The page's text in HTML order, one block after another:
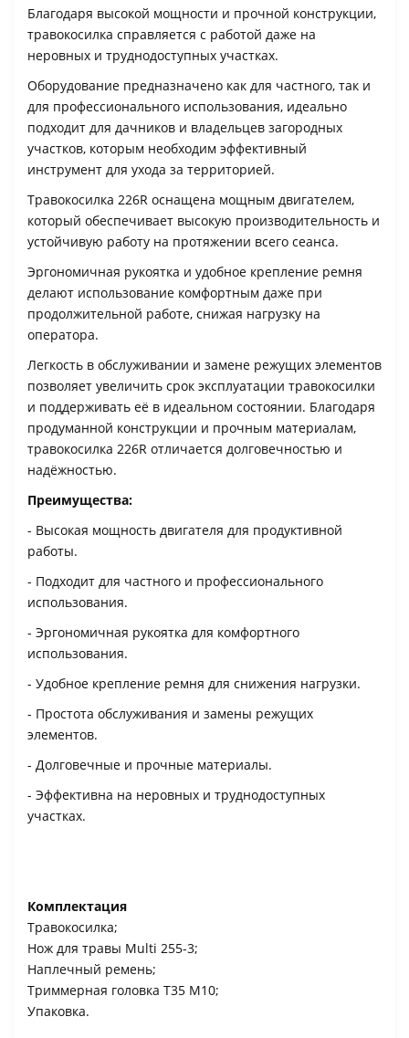
Благодаря высокой мощности и прочной конструкции,
травокосилка справляется с работой даже на
неровных и труднодоступных участках.
Оборудование предназначено как для частного, так и
для профессионального использования, идеально
подходит для дачников и владельцев загородных
участков, которым необходим эффективный
инструмент для ухода за территорией.
Травокосилка 226R оснащена мощным двигателем,
который обеспечивает высокую производительность и
устойчивую работу на протяжении всего сеанса.
Эргономичная рукоятка и удобное крепление ремня
делают использование комфортным даже при
продолжительной работе, снижая нагрузку на
оператора.
Легкость в обслуживании и замене режущих элементов
позволяет увеличить срок эксплуатации травокосилки
и поддерживать её в идеальном состоянии. Благодаря
продуманной конструкции и прочным материалам,
травокосилка 226R отличается долговечностью и
надёжностью.
Преимущества:
- Высокая мощность двигателя для продуктивной
работы.
- Подходит для частного и профессионального
использования.
- Эргономичная рукоятка для комфортного
использования.
- Удобное крепление ремня для снижения нагрузки.
- Простота обслуживания и замены режущих
элементов.
- Долговечные и прочные материалы.
- Эффективна на неровных и труднодоступных
участках.
Комплектация
Травокосилка;
Нож для травы Multi 255-3;
Наплечный ремень;
Триммерная головка T35 M10;
Упаковка.